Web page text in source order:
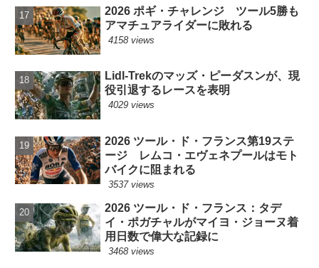
2026 ポギ・チャレンジ ツール5勝も
アマチュアライダーに敗れる
4158 views
Lidl-Trekのマッズ・ピーダスンが、現
役引退するレースを表明
4029 views
2026 ツール・ド・フランス第19ステ
ージ レムコ・エヴェネプールはモト
バイクに阻まれる
3537 views
2026 ツール・ド・フランス：タデ
イ・ポガチャルがマイヨ・ジョーヌ着
用日数で偉大な記録に
3468 views